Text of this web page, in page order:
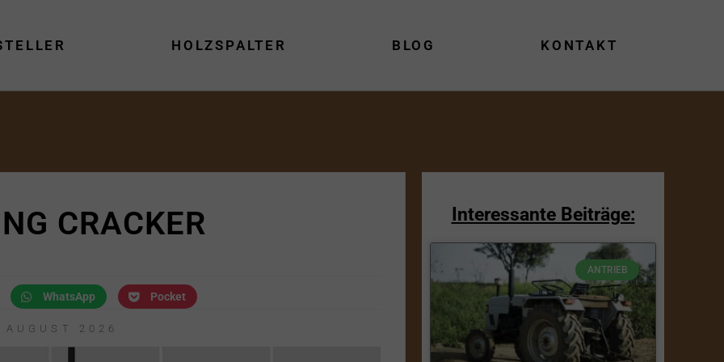
HOLZSPALTER BLOG KONTAKT
CRACKER
WhatsApp Pocket
AUGUST 2026
Interessante Beiträge:
ANTRIEB